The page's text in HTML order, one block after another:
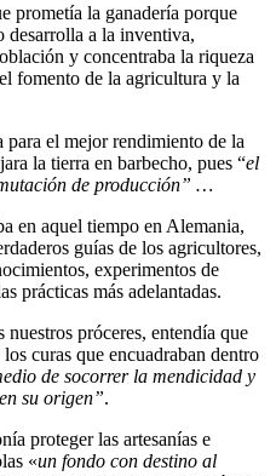
prometía la ganadería porque
desarrolla a la inventiva,
y concentraba la riqueza
fomento de la agricultura y la
el mejor rendimiento de la
la tierra en barbecho, pues “el
de producción” …
en aquel tiempo en Alemania,
guías de los agricultores,
experimentos de
prácticas más adelantadas.
próceres, entendía que
curas que encuadraban dentro
de socorrer la mendicidad y
su origen”.
proteger las artesanías e
«un fondo con destino al